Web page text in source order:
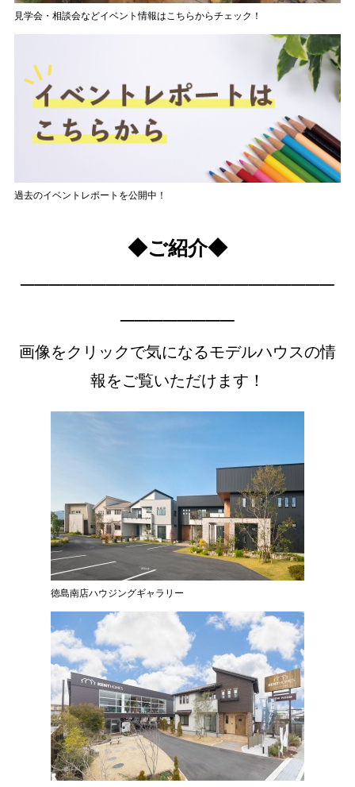
見学会・相談会などイベント情報はこちらからチェック！
過去のイベントレポートを公開中！
◆ご紹介◆
──────────────────────
────────
画像をクリックで気になるモデルハウスの情
報をご覧いただけます！
徳島南店ハウジングギャラリー